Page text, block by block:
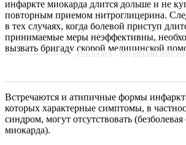
инфаркте миокарда длится дольше и не
повторным приемом нитроглицерина.
в тех случаях, когда болевой приступ
принимаемые меры неэффективны,
вызвать бригаду скорой медицинской
Встречаются и атипичные формы
которых характерные симптомы, в
синдром, могут отсутствовать
миокарда).